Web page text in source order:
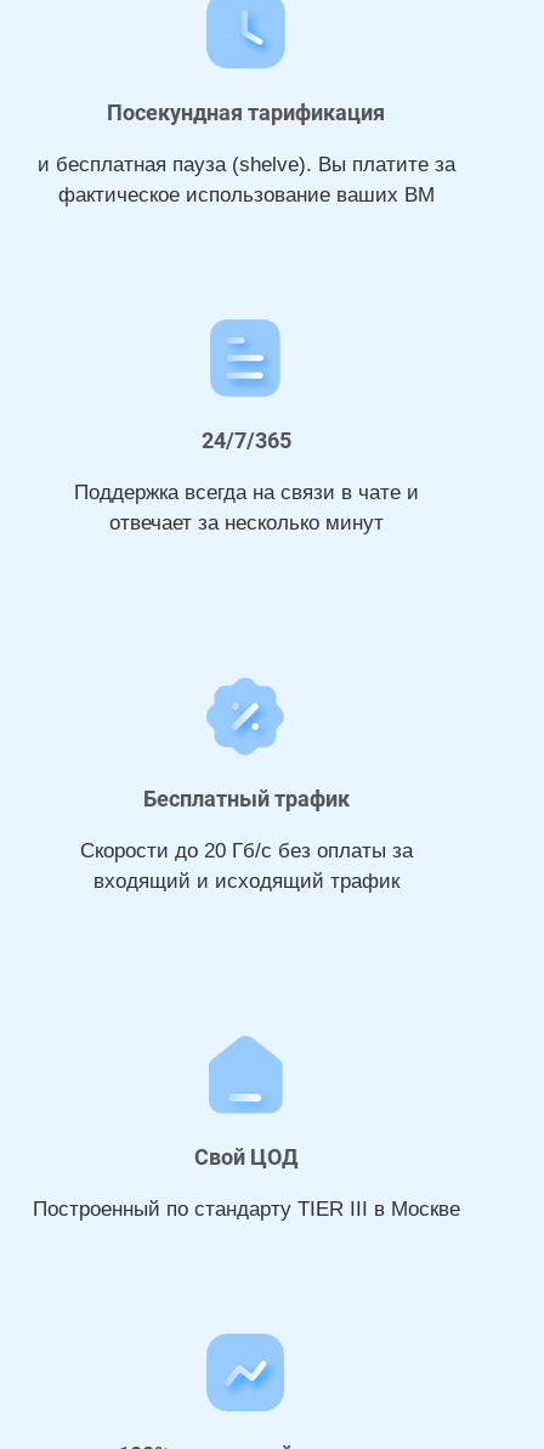
Посекундная тарификация
и бесплатная пауза (shelve). Вы платите за
фактическое использование ваших ВМ
24/7/365
Поддержка всегда на связи в чате и
отвечает за несколько минут
Бесплатный трафик
Скорости до 20 Гб/с без оплаты за
входящий и исходящий трафик
Свой ЦОД
Построенный по стандарту TIER III в Москве